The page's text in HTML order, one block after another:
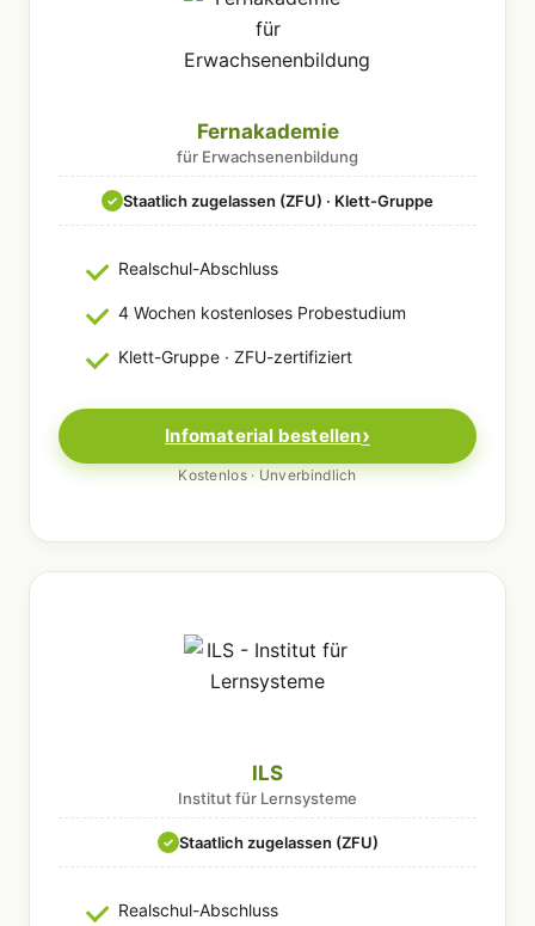
Fernakademie
für Erwachsenenbildung
✓ Staatlich zugelassen (ZFU) · Klett-Gruppe
Realschul-Abschluss
4 Wochen kostenloses Probestudium
Klett-Gruppe · ZFU-zertifiziert
Infomaterial bestellen
Kostenlos · Unverbindlich
ILS
Institut für Lernsysteme
✓ Staatlich zugelassen (ZFU)
Realschul-Abschluss